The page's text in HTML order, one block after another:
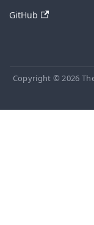
GitHub
Copyright © 2026